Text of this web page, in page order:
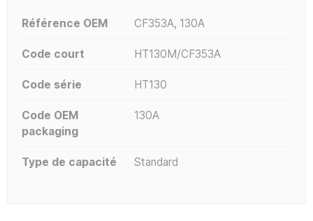
Référence OEM CF353A, 130A
Code court HT130M/CF353A
Code série HT130
Code OEM
packaging
130A
Type de capacité Standard